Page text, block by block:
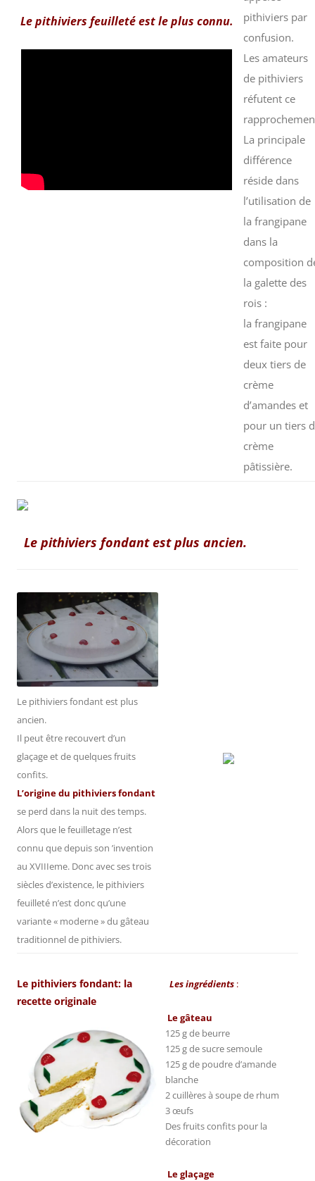
Le pithiviers feuilleté est le plus connu.
pithiviers par
confusion.
Les amateurs
de pithiviers
réfutent ce
La principale
différence
réside dans
l’utilisation de
la frangipane
dans la
composition
la galette des
rois :
la frangipane
est faite pour
deux tiers de
crème
d’amandes et
pour un tiers
crème
pâtissière.
Le pithiviers fondant est plus ancien.
Le pithiviers fondant est plus
ancien.
Il peut être recouvert d’un
glaçage et de quelques fruits
confits.
L’origine du pithiviers fondant
se perd dans la nuit des temps.
Alors que le feuilletage n’est
connu que depuis son ’invention
au XVIIIeme. Donc avec ses trois
siècles d’existence, le pithiviers
feuilleté n’est donc qu’une
variante « moderne » du gâteau
traditionnel de pithiviers.
Le pithiviers fondant: la
recette originale
Les ingrédients :
Le gâteau
125 g de beurre
125 g de sucre semoule
125 g de poudre d’amande
blanche
2 cuillères à soupe de rhum
3 œufs
Des fruits confits pour la
décoration
Le glaçage